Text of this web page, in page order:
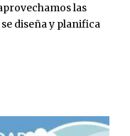
las
diseña y planifica